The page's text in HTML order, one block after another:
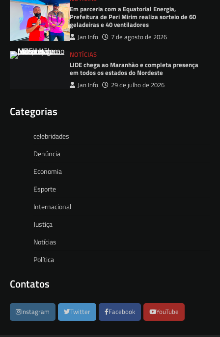
Em parceria com a Equatorial Energia,
Prefeitura de Peri Mirim realiza sorteio de 60
geladeiras e 40 ventiladores
Jan Info
7 de agosto de 2026
NOTÍCIAS
LIDE chega ao Maranhão e completa presença
em todos os estados do Nordeste
Jan Info 29 de julho de 2026
Categorias
celebridades
Denúncia
Economia
Esporte
Internacional
Justiça
Notícias
Política
Contatos
Instagram Twitter Facebook YouTube